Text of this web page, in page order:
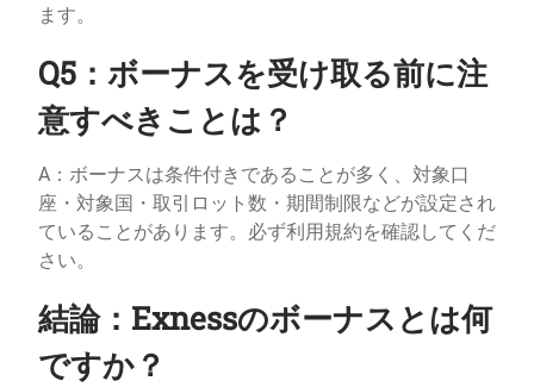
ます。
Q5：ボーナスを受け取る前に注
意すべきことは？
A：ボーナスは条件付きであることが多く、対象口
座・対象国・取引ロット数・期間制限などが設定され
ていることがあります。必ず利用規約を確認してくだ
さい。
結論：Exnessのボーナスとは何
ですか？